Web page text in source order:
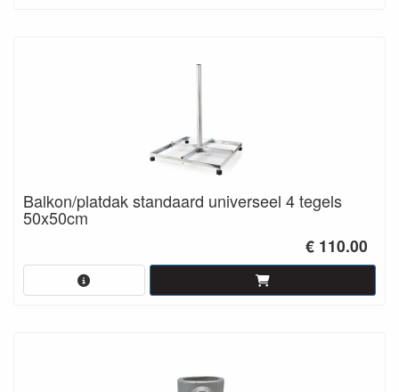
Balkon/platdak standaard universeel 4 tegels
50x50cm
€ 110.00